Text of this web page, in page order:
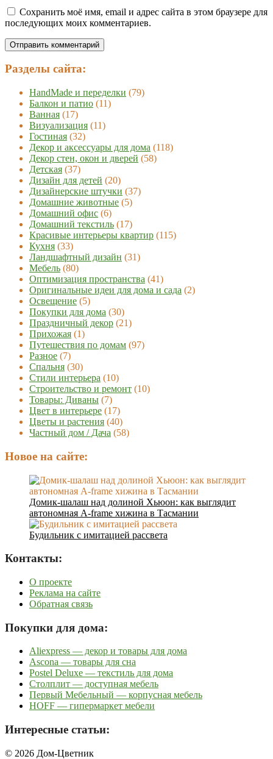
Сохранить моё имя, email и адрес сайта в этом браузере для
последующих моих комментариев.
Разделы сайта:
HandMade и переделки (79)
Балкон и патио (11)
Ванная (17)
Визуализация (11)
Гостиная (32)
Декор и аксессуары для дома (118)
Декор стен, окон и дверей (58)
Детская (37)
Дизайн для детей (20)
Дизайнерские штучки (37)
Домашние животные (5)
Домашний офис (6)
Домашний текстиль (17)
Красивые интерьеры квартир (115)
Кухня (33)
Ландшафтный дизайн (31)
Мебель (80)
Оптимизация пространства (41)
Оригинальные идеи для дома и сада (2)
Освещение (5)
Покупки для дома (30)
Праздничный декор (21)
Прихожая (1)
Путешествия по домам (97)
Разное (7)
Спальня (30)
Стили интерьера (10)
Строительство и ремонт (10)
Товары: Диваны (7)
Цвет в интерьере (17)
Цветы и растения (40)
Частный дом / Дача (58)
Новое на сайте:
Домик-шалаш над долиной Хьюон: как выглядит
автономная A-frame хижина в Тасмании
Будильник с имитацией рассвета
Контакты:
О проекте
Реклама на сайте
Обратная связь
Покупки для дома:
Aliexpress — декор и товары для дома
Ascona — товары для сна
Postel Deluxe — текстиль для дома
Столплит — доступная мебель
Первый Мебельный — корпусная мебель
HOFF — гипермаркет мебели
Интересные статьи:
© 2026 Дом-Цветник